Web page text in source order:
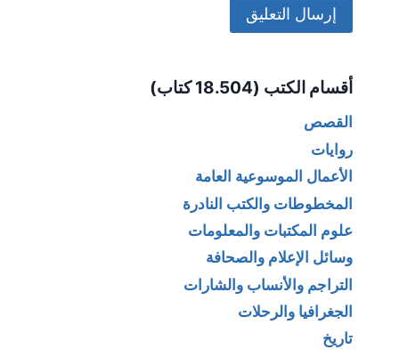
أقسام الكتب (18.504 كتاب)
القصص
روايات
الأعمال الموسوعية العامة
المخطوطات والكتب النادرة
علوم المكتبات والمعلومات
وسائل الإعلام والصحافة
التراجم والأنساب والشارات
الجغرافيا والرحلات
تاريخ